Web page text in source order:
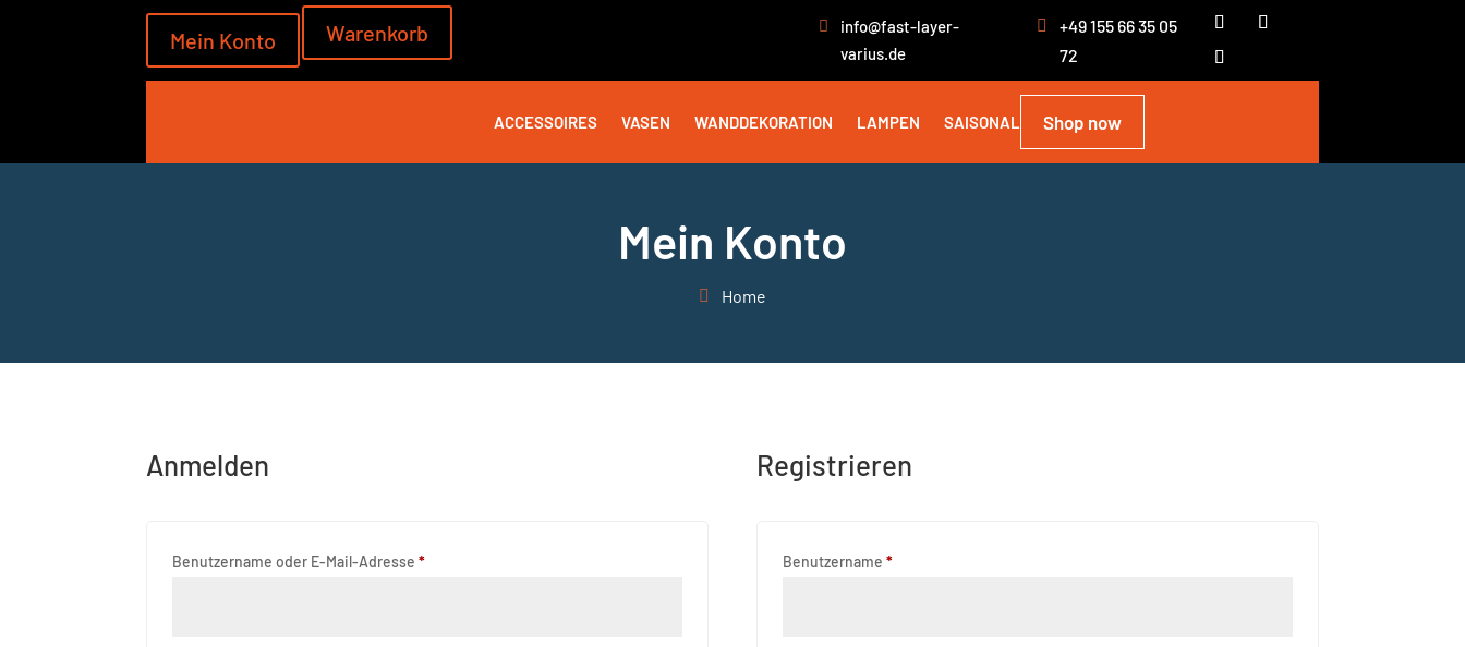
Mein Konto Warenkorb
info@fast-layer-
varius.de
+49 155 66 35 05
72
ACCESSOIRES VASEN WANDDEKORATION LAMPEN SAISONAL Shop now
Mein Konto
Home
Anmelden
Benutzername oder E-Mail-Adresse*Erforderlich
Registrieren
Benutzername *Erforderlich